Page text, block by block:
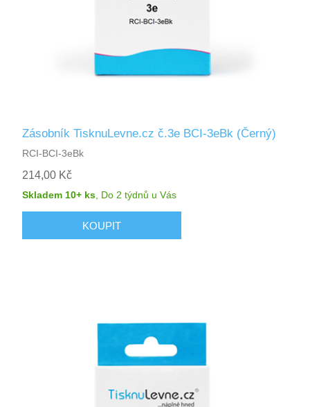
Zásobník TisknuLevne.cz č.3e BCI-3eBk (Černý)
RCI-BCI-3eBk
214,00 Kč
Skladem 10+ ks, Do 2 týdnů u Vás